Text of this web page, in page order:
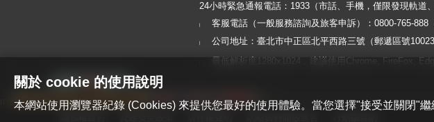
24小時緊急通報電話：1933（市話、手機，僅限發現軌道
客服電話（一般服務諮詢及旅客申訴）：0800-765-888
公司地址：臺北市中正區北平西路三號（郵遞區號
最低解析度1280x1024，建議使用Chrome, FireFox,
關於 cookie 的使用說明
本網站使用瀏覽器紀錄 (Cookies) 來提供您最好的使用體驗。當您選擇"接受並關閉"